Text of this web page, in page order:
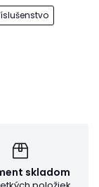
skladom